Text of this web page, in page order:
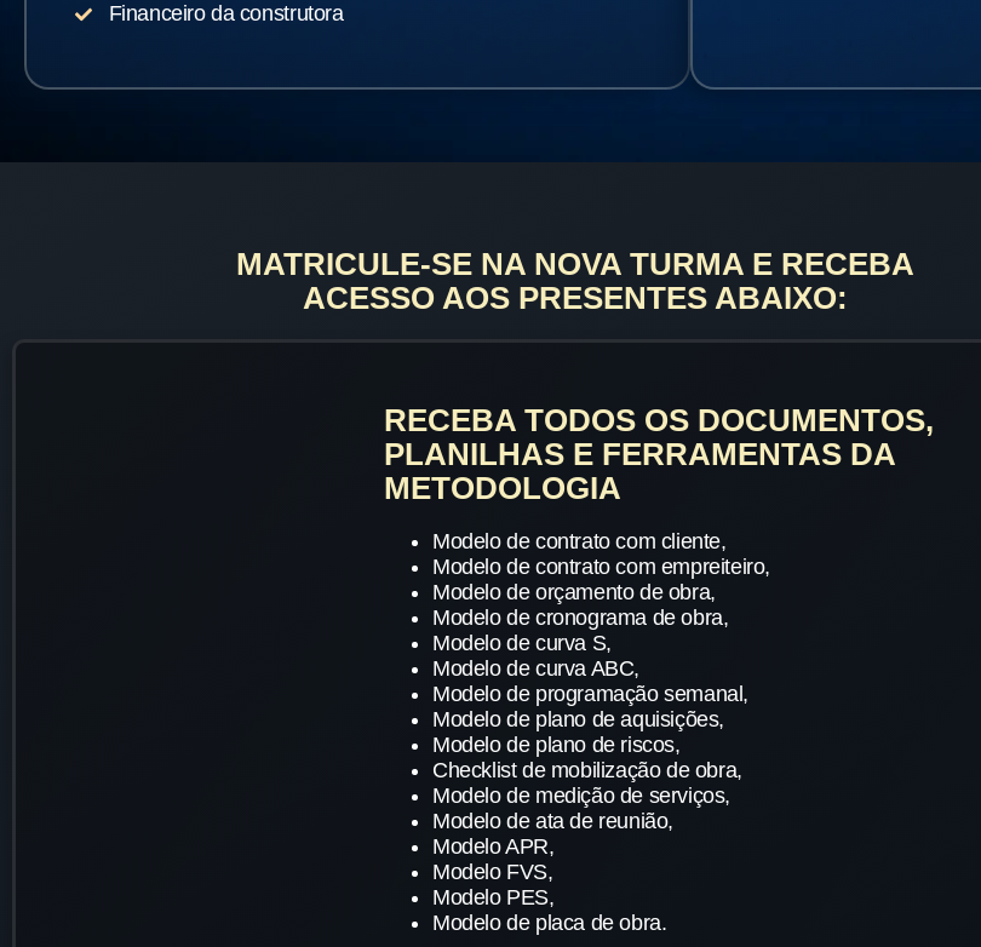
Financeiro da construtora
MATRICULE-SE NA NOVA TURMA E RECEBA
ACESSO AOS PRESENTES ABAIXO:
RECEBA TODOS OS DOCUMENTOS,
PLANILHAS E FERRAMENTAS DA
METODOLOGIA
Modelo de contrato com cliente,
Modelo de contrato com empreiteiro,
Modelo de orçamento de obra,
Modelo de cronograma de obra,
Modelo de curva S,
Modelo de curva ABC,
Modelo de programação semanal,
Modelo de plano de aquisições,
Modelo de plano de riscos,
Checklist de mobilização de obra,
Modelo de medição de serviços,
Modelo de ata de reunião,
Modelo APR,
Modelo FVS,
Modelo PES,
Modelo de placa de obra.